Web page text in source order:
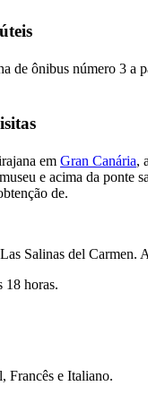
de ônibus número 3 a
em Gran Canária,
e acima da ponte
de.
Salinas del Carmen.
18 horas.
Francês e Italiano.